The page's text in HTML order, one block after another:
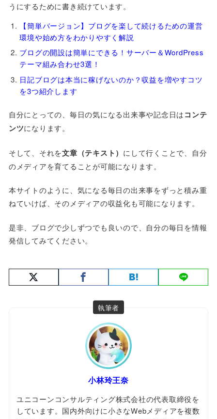
うにするために書き続けています。
【簡単バージョン】ブログを楽して続けるための運営
環境や始め方をわかりやすく解説
ブログの開設は簡単にできる！サーバー＆WordPress
テーマ組み合わせ3選！
日記ブログは本当に稼げないのか？収益を増やすコツ
を3つ紹介します
自分にとっての、毎日の気になる出来事や記念日はコンテ
ンツになります。
そして、それを文章（テキスト） にして行くことで、自分
のメディアを育てることが可能になります。
本サイトのように、気になる毎日の出来事をずっと積み重
ねていけば、そのメディアの収益化も可能になります。
是非、ブログで少しずつでも良いので、自分の毎日を情報
発信してみてください。
執筆者
小林玲王奈
ユニコーンコンサルティング株式会社の代表取締役を
しています。国内外向けに小さなWebメディアを複数